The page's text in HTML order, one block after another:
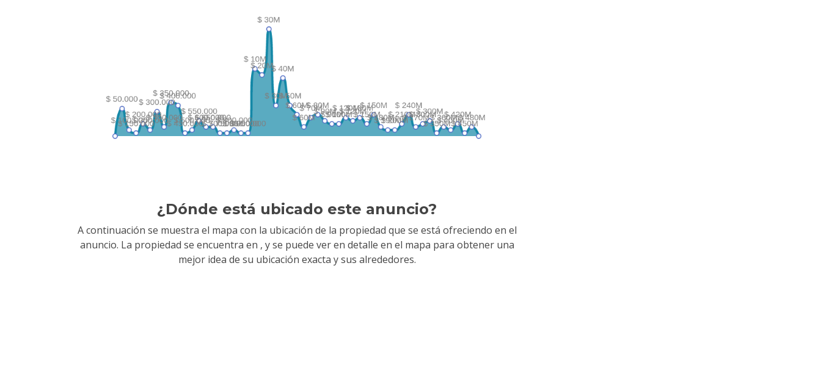
¿Dónde está ubicado este anuncio?
A continuación se muestra el mapa con la ubicación de la propiedad que se está ofreciendo en el
anuncio. La propiedad se encuentra en , y se puede ver en detalle en el mapa para obtener una
mejor idea de su ubicación exacta y sus alrededores.